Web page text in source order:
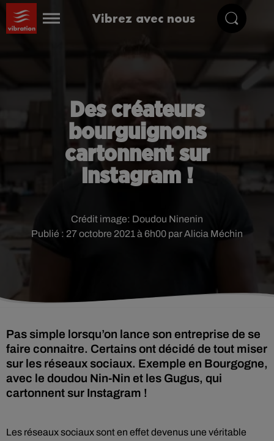
Vibrez avec nous
Des créateurs
bourguignons
cartonnent sur
Instagram !
Publié : 27 octobre 2021 à 6h00 par Alicia Méchin
Crédit image: Doudou Ninenin
Pas simple lorsqu’on lance son entreprise de se
faire connaitre. Certains ont décidé de tout miser
sur les réseaux sociaux. Exemple en Bourgogne,
avec le doudou Nin-Nin et les Gugus, qui
cartonnent sur Instagram !
Les réseaux sociaux sont en effet devenus une véritable